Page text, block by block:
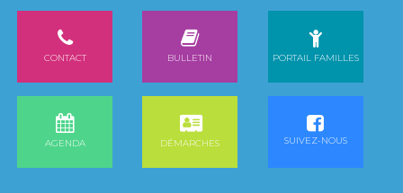
CONTACT BULLETIN PORTAIL FAMILLES
AGENDA DÉMARCHES SUIVEZ-NOUS